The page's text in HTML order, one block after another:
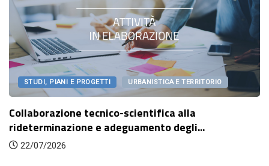
STUDI, PIANI E PROGETTI URBANISTICA E TERRITORIO
Collaborazione tecnico-scientifica alla
rideterminazione e adeguamento degli...
22/07/2026